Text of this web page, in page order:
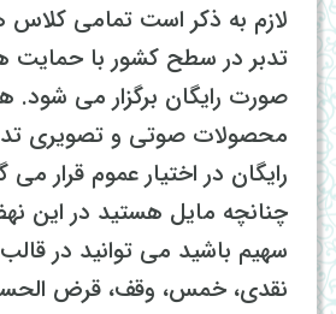
لازم به ذکر است تمامی
تدبر در سطح کشور با حمایت
صورت رایگان برگزار می شود.
محصولات صوتی و تصویری
رایگان در اختیار عموم قرار می
چنانچه مایل هستید در این
سهیم باشید می توانید در
نقدی، خمس، وقف، قرض